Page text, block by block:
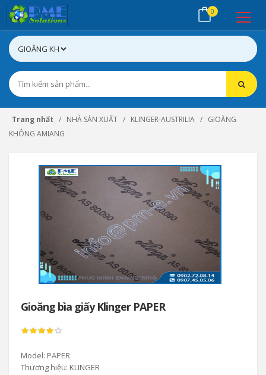
0
Trang nhất NHÀ SẢN XUẤT KLINGER-AUSTRILIA
GIOĂNG
KHÔNG AMIANG
Gioăng bìa giấy Klinger PAPER
Model: PAPER
Thương hiệu: KLINGER